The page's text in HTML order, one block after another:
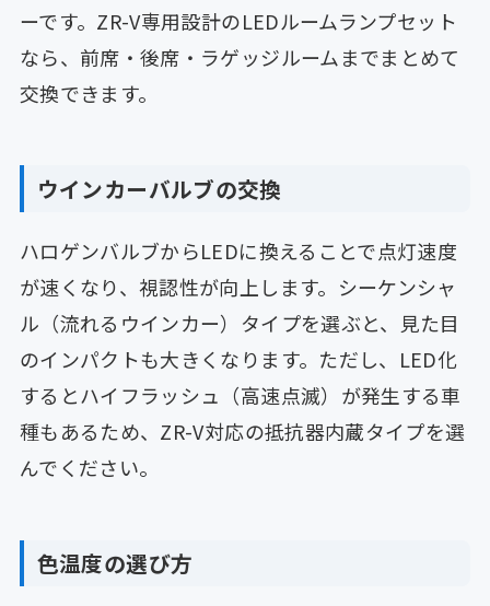
ーです。ZR-V専用設計のLEDルームランプセット
なら、前席・後席・ラゲッジルームまでまとめて
交換できます。
ウインカーバルブの交換
ハロゲンバルブからLEDに換えることで点灯速度
が速くなり、視認性が向上します。シーケンシャ
ル（流れるウインカー）タイプを選ぶと、見た目
のインパクトも大きくなります。ただし、LED化
するとハイフラッシュ（高速点滅）が発生する車
種もあるため、ZR-V対応の抵抗器内蔵タイプを選
んでください。
色温度の選び方